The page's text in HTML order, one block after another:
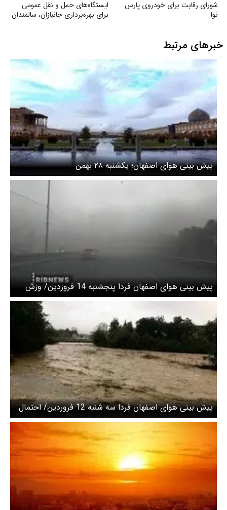
شورای رقابت برای خودروی پارس
نوا
ایستگاه‌های حمل‌ و نقل عمومی
برای بهره‌برداری جانبازان، سالمندان
خبرهای مرتبط
پیش بینی هوای اصفهان؛ یکشنبه ۲۸ بهمن
پیش بینی هوای اصفهان فردا پنجشنبه 14 فروردین/ وزش
باد شدید و طوفان لحظه‌ای
پیش بینی هوای اصفهان فردا سه شنبه 12 فروردین/ احتمال
آبگرفتگی معابر